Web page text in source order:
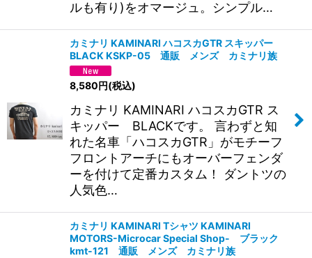
ルも有り)をオマージュ。シンプル…
カミナリ KAMINARI ハコスカGTR スキッパー
BLACK KSKP-05 通販 メンズ カミナリ族
8,580円(税込)
カミナリ KAMINARI ハコスカGTR ス
キッパー BLACKです。 言わずと知
れた名車「ハコスカGTR」がモチーフ
フロントアーチにもオーバーフェンダ
ーを付けて定番カスタム！ ダントツの
人気色…
カミナリ KAMINARI Tシャツ KAMINARI
MOTORS-Microcar Special Shop- ブラック
kmt-121 通販 メンズ カミナリ族